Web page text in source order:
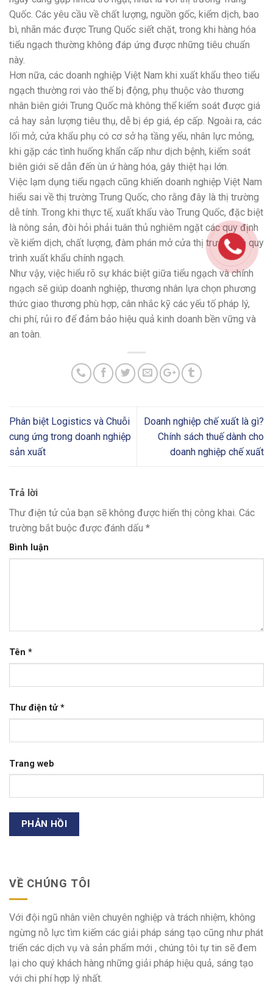
Quốc. Các yêu cầu về chất lượng, nguồn gốc, kiểm dịch, bao
bì, nhãn mác được Trung Quốc siết chặt, trong khi hàng hóa
tiểu ngạch thường không đáp ứng được những tiêu chuẩn
này.
Hơn nữa, các doanh nghiệp Việt Nam khi xuất khẩu theo tiểu
ngạch thường rơi vào thế bị động, phụ thuộc vào thương
nhân biên giới Trung Quốc mà không thể kiểm soát được giá
cả hay sản lượng tiêu thụ, dễ bị ép giá, ép cấp. Ngoài ra, các
lối mở, cửa khẩu phụ có cơ sở hạ tầng yếu, nhân lực mỏng,
khi gặp các tình huống khẩn cấp như dịch bệnh, kiểm soát
biên giới sẽ dẫn đến ùn ứ hàng hóa, gây thiệt hại lớn.
Việc lạm dụng tiểu ngạch cũng khiến doanh nghiệp Việt Nam
hiểu sai về thị trường Trung Quốc, cho rằng đây là thị trường
dễ tính. Trong khi thực tế, xuất khẩu vào Trung Quốc, đặc biệt
là nông sản, đòi hỏi phải tuân thủ nghiêm ngặt các quy định
về kiểm dịch, chất lượng, đàm phán mở cửa thị trường và quy
trình xuất khẩu chính ngạch.
Như vậy, việc hiểu rõ sự khác biệt giữa tiểu ngạch và chính
ngạch sẽ giúp doanh nghiệp, thương nhân lựa chọn phương
thức giao thương phù hợp, cân nhắc kỹ các yếu tố pháp lý,
chi phí, rủi ro để đảm bảo hiệu quả kinh doanh bền vững và
an toàn.
Phân biệt Logistics và Chuỗi
cung ứng trong doanh nghiệp
sản xuất
Doanh nghiệp chế xuất là gì?
Chính sách thuế dành cho
doanh nghiệp chế xuất
Trả lời
Thư điện tử của bạn sẽ không được hiển thị công khai. Các
trường bắt buộc được đánh dấu *
Bình luận
Tên *
Thư điện tử*
Trang web
VỀ CHÚNG TÔI
Với đội ngũ nhân viên chuyên nghiệp và trách nhiệm, không
ngừng nỗ lực tìm kiếm các giải pháp sáng tạo cũng như phát
triển các dịch vụ và sản phẩm mới , chúng tôi tự tin sẽ đem
lại cho quý khách hàng những giải pháp hiệu quả, sáng tạo
với chi phí hợp lý nhất.